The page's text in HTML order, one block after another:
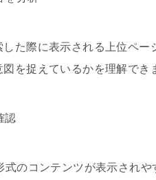
た際に表示される上位ペ
を捉えているかを理解でき
認
のコンテンツが表示され